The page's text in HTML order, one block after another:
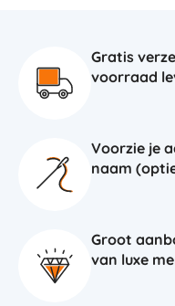
Gratis
voorraad
Voorzie je
naam
Groot
van luxe